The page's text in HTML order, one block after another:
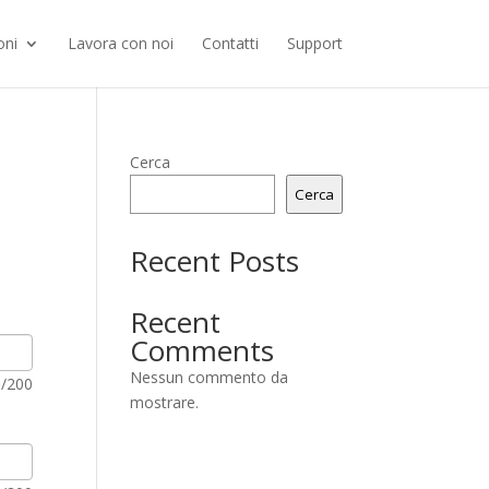
Lavora con noi Contatti Support
/200
Cerca
Cerca
Recent Posts
Recent
Comments
Nessun commento da
mostrare.